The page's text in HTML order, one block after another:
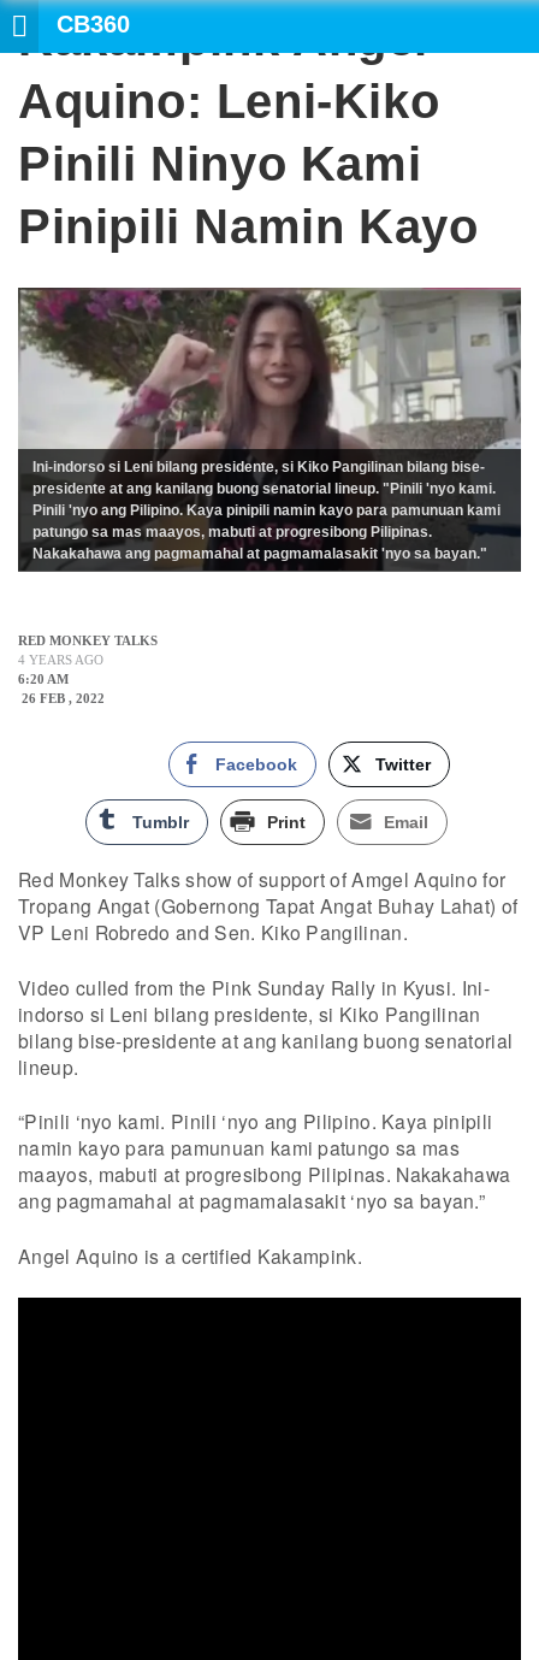
CB360
Kakampink Angel
Aquino: Leni-Kiko
Pinili Ninyo Kami
Pinipili Namin Kayo
Ini-indorso si Leni bilang presidente, si Kiko Pangilinan bilang bise-
presidente at ang kanilang buong senatorial lineup. "Pinili 'nyo kami.
Pinili 'nyo ang Pilipino. Kaya pinipili namin kayo para pamunuan kami
patungo sa mas maayos, mabuti at progresibong Pilipinas.
Nakakahawa ang pagmamahal at pagmamalasakit 'nyo sa bayan."
RED MONKEY TALKS
4 YEARS AGO
6:20 AM
26 FEB , 2022
Facebook Twitter
Tumblr Print Email
Red Monkey Talks show of support of Amgel Aquino for
Tropang Angat (Gobernong Tapat Angat Buhay Lahat) of
VP Leni Robredo and Sen. Kiko Pangilinan.
Video culled from the Pink Sunday Rally in Kyusi. Ini-
indorso si Leni bilang presidente, si Kiko Pangilinan
bilang bise-presidente at ang kanilang buong senatorial
lineup.
“Pinili ‘nyo kami. Pinili ‘nyo ang Pilipino. Kaya pinipili
namin kayo para pamunuan kami patungo sa mas
maayos, mabuti at progresibong Pilipinas. Nakakahawa
ang pagmamahal at pagmamalasakit ‘nyo sa bayan.”
Angel Aquino is a certified Kakampink.